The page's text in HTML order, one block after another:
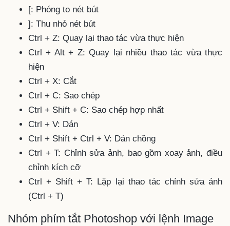
[: Phóng to nét bút
]: Thu nhỏ nét bút
Ctrl + Z: Quay lại thao tác vừa thực hiện
Ctrl + Alt + Z: Quay lại nhiều thao tác vừa thực
hiện
Ctrl + X: Cắt
Ctrl + C: Sao chép
Ctrl + Shift + C: Sao chép hợp nhất
Ctrl + V: Dán
Ctrl + Shift + Ctrl + V: Dán chồng
Ctrl + T: Chỉnh sửa ảnh, bao gồm xoay ảnh, điều
chỉnh kích cỡ
Ctrl + Shift + T: Lặp lại thao tác chỉnh sửa ảnh
(Ctrl + T)
Nhóm phím tắt Photoshop với lệnh Image